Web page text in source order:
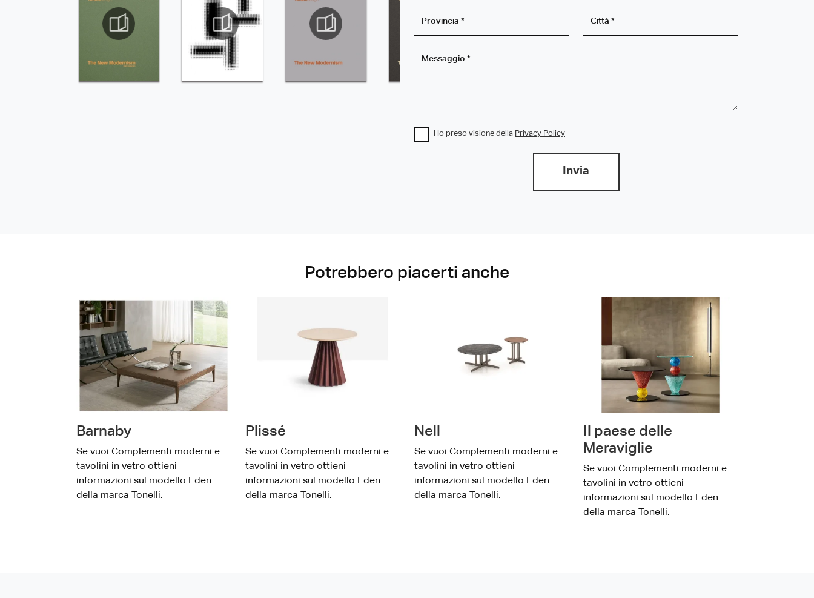
Ho preso visione della Privacy Policy
Invia
Potrebbero piacerti anche
Barnaby
Se vuoi Complementi moderni e
tavolini in vetro ottieni
informazioni sul modello Eden
della marca Tonelli.
Plissé
Se vuoi Complementi moderni e
tavolini in vetro ottieni
informazioni sul modello Eden
della marca Tonelli.
Nell
Se vuoi Complementi moderni e
tavolini in vetro ottieni
informazioni sul modello Eden
della marca Tonelli.
Il paese delle
Meraviglie
Se vuoi Complementi moderni e
tavolini in vetro ottieni
informazioni sul modello Eden
della marca Tonelli.